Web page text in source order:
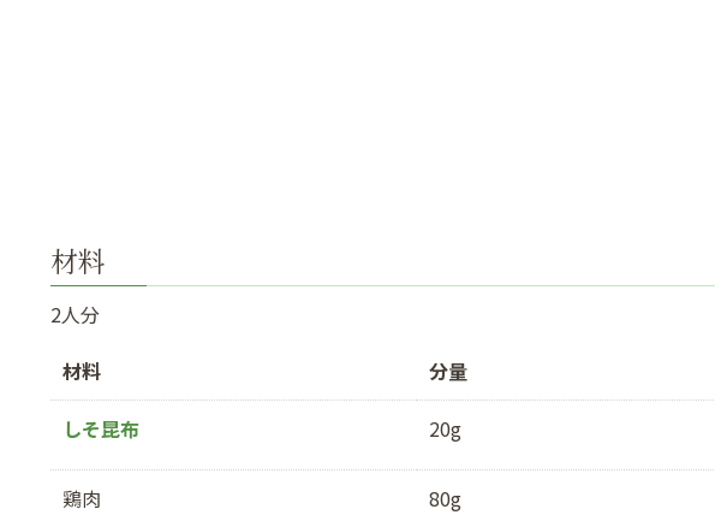
材料
2人分
材料
分量
しそ昆布
20g
鶏肉 80g